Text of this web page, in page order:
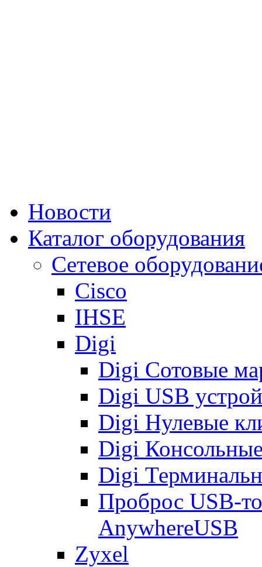
Новости
Каталог оборудования
Сетевое
Cisco
IHSE
Digi
Digi Сотовые
Digi USB
Digi Нулевые
Digi
Digi
Проброс USB-
AnywhereUSB
Zyxel